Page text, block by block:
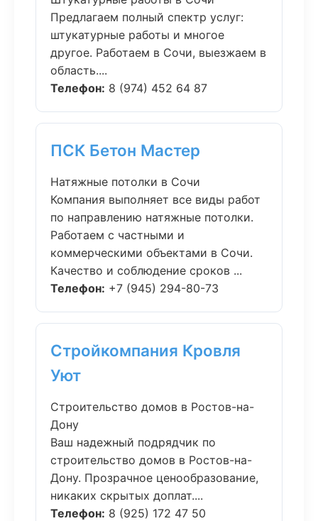
Предлагаем полный спектр услуг:
штукатурные работы и многое
другое. Работаем в Сочи, выезжаем в
область....
Телефон: 8 (974) 452 64 87
ПСК Бетон Мастер
Натяжные потолки в Сочи
Компания выполняет все виды работ
по направлению натяжные потолки.
Работаем с частными и
коммерческими объектами в Сочи.
Качество и соблюдение сроков ...
Телефон: +7 (945) 294-80-73
Стройкомпания Кровля
Уют
Строительство домов в Ростов-на-
Дону
Ваш надежный подрядчик по
строительство домов в Ростов-на-
Дону. Прозрачное ценообразование,
никаких скрытых доплат....
Телефон: 8 (925) 172 47 50